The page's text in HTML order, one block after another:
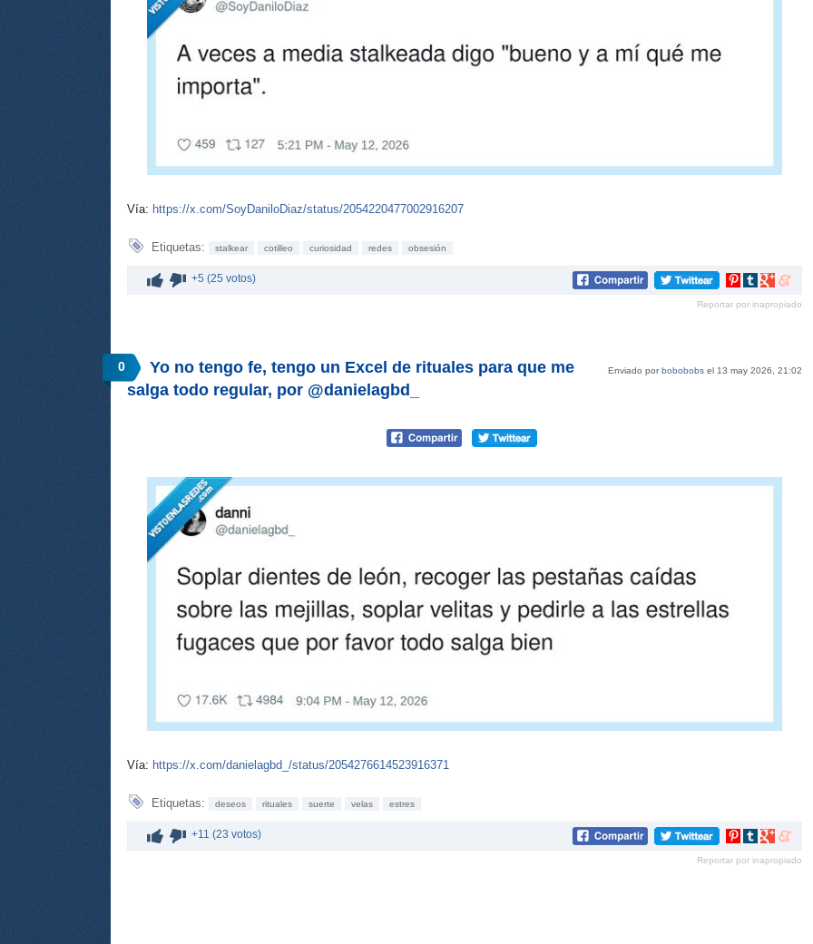
Vía: https://x.com/SoyDaniloDiaz/status/2054220477002916207
Etiquetas: stalkear cotilleo curiosidad redes obsesión
+5 (25 votos)
Compartir
Pinterest
Compartir
tumblr
Compartir
Google+
Reportar por inapropiado
0 Enviado porbobobobs el 13 may 2026, 21:02
Yo no tengo fe, tengo un Excel de rituales para que me
salga todo regular, por @danielagbd_
Vía: https://x.com/danielagbd_/status/2054276614523916371
Etiquetas: deseos rituales suerte velas estres
+11 (23 votos)
Compartir
Pinterest
Compartir
tumblr
Compartir
Google+
Reportar por inapropiado